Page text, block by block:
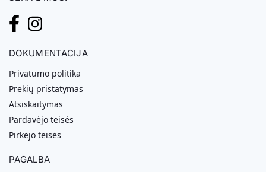
DOKUMENTACIJA
Privatumo politika
Prekių pristatymas
Atsiskaitymas
Pardavėjo teisės
Pirkėjo teisės
PAGALBA